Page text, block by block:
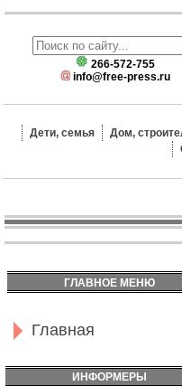
266-572-755
info@free-press.ru
Дети, семья Дом,
ГЛАВНОЕ МЕНЮ
Главная
ИНФОРМЕРЫ